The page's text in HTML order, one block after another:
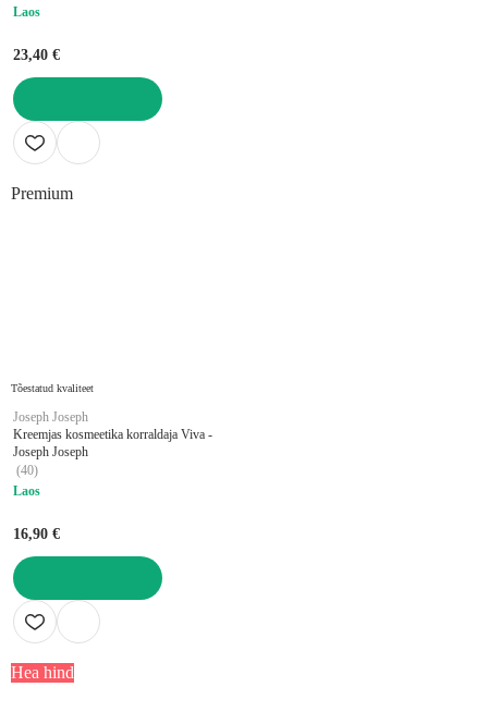
Laos
23,40 €
LISA OSTUKORVI
Premium
Tõestatud kvaliteet
Joseph Joseph
Kreemjas kosmeetika korraldaja Viva -
Joseph Joseph
(40)
Laos
16,90 €
LISA OSTUKORVI
Hea hind